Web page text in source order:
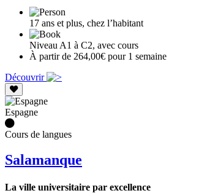
17 ans et plus, chez l’habitant
Niveau A1 à C2, avec cours
À partir de 264,00€ pour 1 semaine
Découvrir
Espagne
Cours de langues
Salamanque
La ville universitaire par excellence